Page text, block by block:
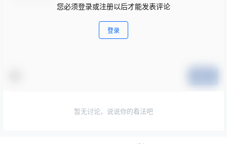
您必须登录或注册以后才能发表评论
登录
暂无讨论，说说你的看法吧